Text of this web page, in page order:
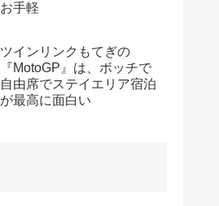
お手軽
ツインリンクもてぎの
『MotoGP』は、ボッチで
自由席でステイエリア宿泊
が最高に面白い